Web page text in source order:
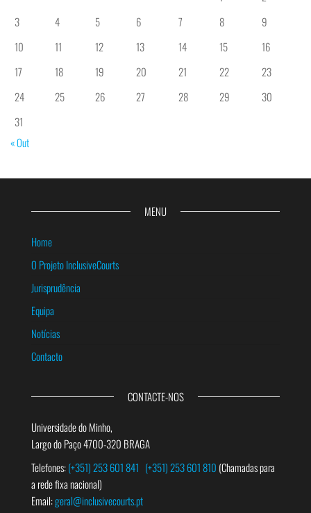
3
4 5 6 7 8
9
10
11 12 13 14 15
16
17
18 19 20 21 22
23
24
25 26 27 28 29
30
31
« Out
MENU
Home
O Projeto InclusiveCourts
Jurisprudência
Equipa
Notícias
Contacto
CONTACTE-NOS
Universidade do Minho,
Largo do Paço 4700-320 BRAGA
Telefones:(+351) 253 601 841 (+351) 253 601 810 (Chamadas para
a rede fixa nacional)
Email:geral@inclusivecourts.pt